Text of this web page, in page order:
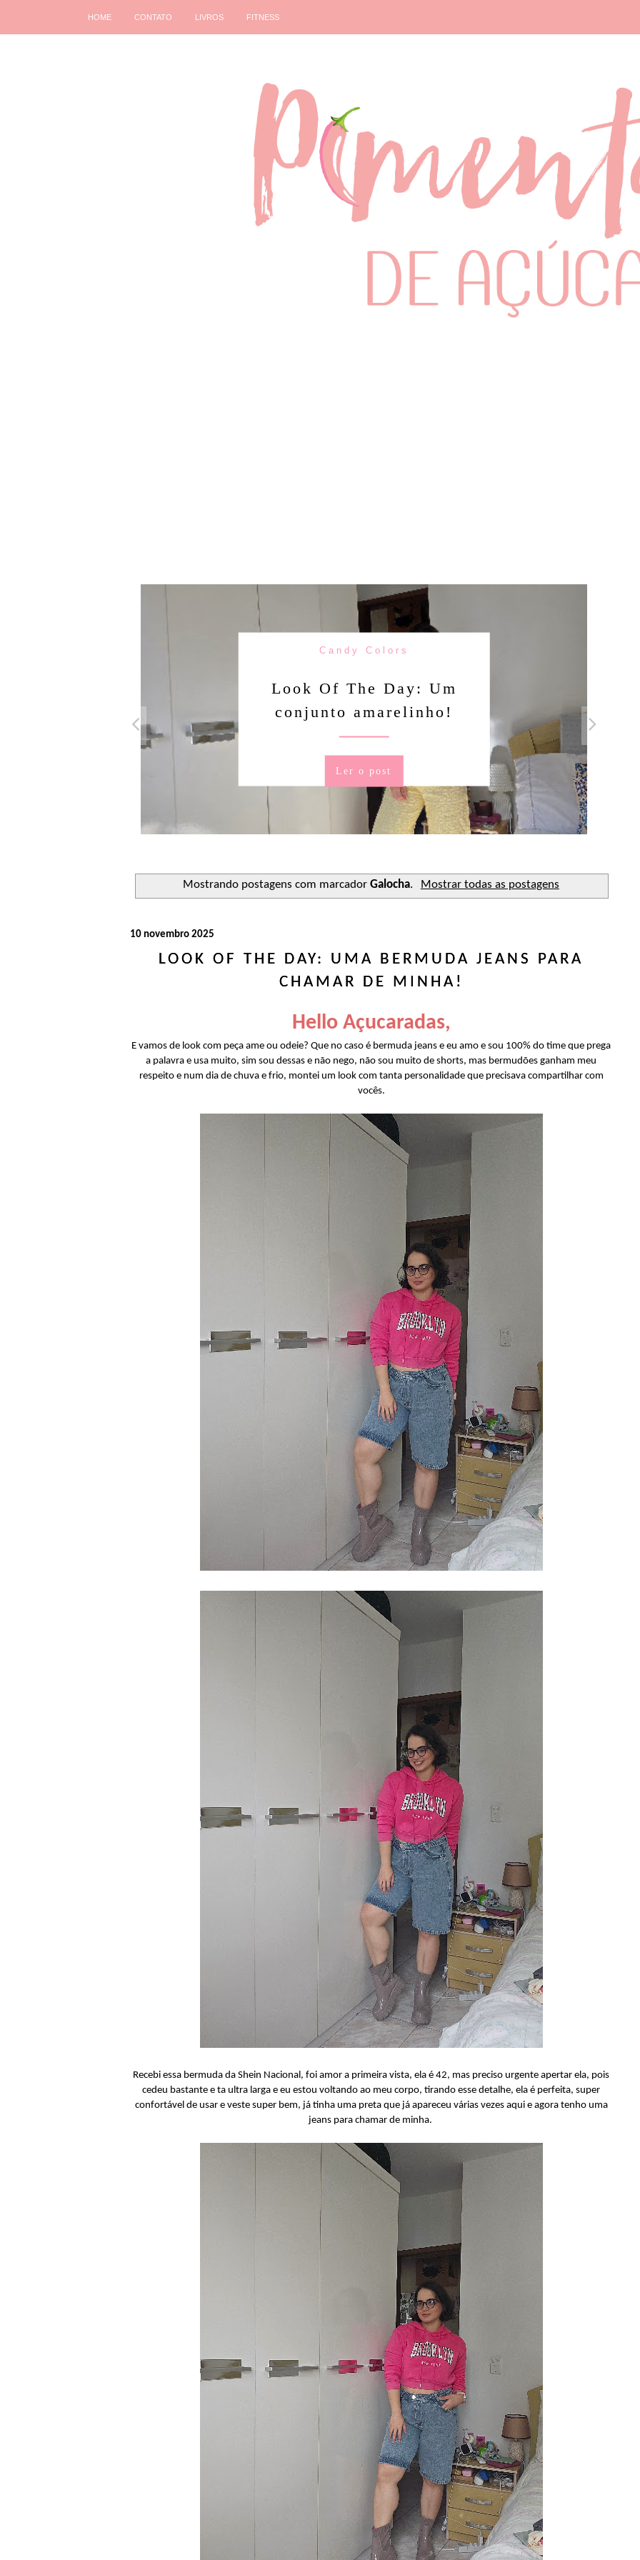
HOME CONTATO LIVROS FITNESS
Candy Colors
Look Of The Day: Um
conjunto amarelinho!
Ler o post
Mostrando postagens com marcadorGalocha. Mostrar todas as postagens
10 novembro 2025
LOOK OF THE DAY: UMA BERMUDA JEANS PARA
CHAMAR DE MINHA!
Hello Açucaradas,
E vamos de look com peça ame ou odeie? Que no caso é bermuda jeans e eu amo e sou 100% do time que prega
a palavra e usa muito, sim sou dessas e não nego, não sou muito de shorts, mas bermudões ganham meu
respeito e num dia de chuva e frio, montei um look com tanta personalidade que precisava compartilhar com
vocês.
Recebi essa bermuda da Shein Nacional, foi amor a primeira vista, ela é 42, mas preciso urgente apertar ela, pois
cedeu bastante e ta ultra larga e eu estou voltando ao meu corpo, tirando esse detalhe, ela é perfeita, super
confortável de usar e veste super bem, já tinha uma preta que já apareceu várias vezes aqui e agora tenho uma
jeans para chamar de minha.